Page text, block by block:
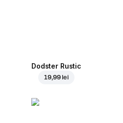
Dodster Rustic
19,99 lei